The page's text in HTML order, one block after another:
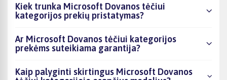
Kiek trunka Microsoft Dovanos tėčiui
kategorijos prekių pristatymas?
Ar Microsoft Dovanos tėčiui kategorijos
prekėms suteikiama garantija?
Kaip palyginti skirtingus Microsoft Dovanos